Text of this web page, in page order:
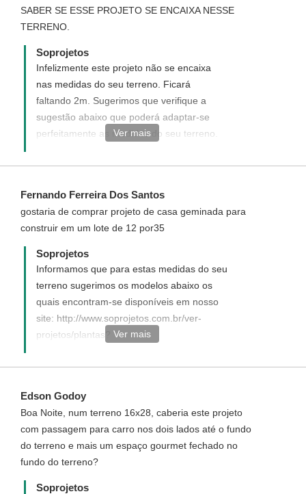
SABER SE ESSE PROJETO SE ENCAIXA NESSE
TERRENO.
Soprojetos
Infelizmente este projeto não se encaixa
nas medidas do seu terreno. Ficará
faltando 2m. Sugerimos que verifique a
sugestão abaixo que poderá adaptar-se
perfeitamente as medidas do seu terreno.
projetos/plantas?frente=5&fundo=30
Ver mais
Fernando Ferreira Dos Santos
gostaria de comprar projeto de casa geminada para
construir em um lote de 12 por35
Soprojetos
Informamos que para estas medidas do seu
terreno sugerimos os modelos abaixo os
quais encontram-se disponíveis em nosso
site: http://www.soprojetos.com.br/ver-
projetos/plantas?
Disponha para demais dúvidas.
Ver mais
Edson Godoy
Boa Noite, num terreno 16x28, caberia este projeto
com passagem para carro nos dois lados até o fundo
do terreno e mais um espaço gourmet fechado no
fundo do terreno?
Soprojetos